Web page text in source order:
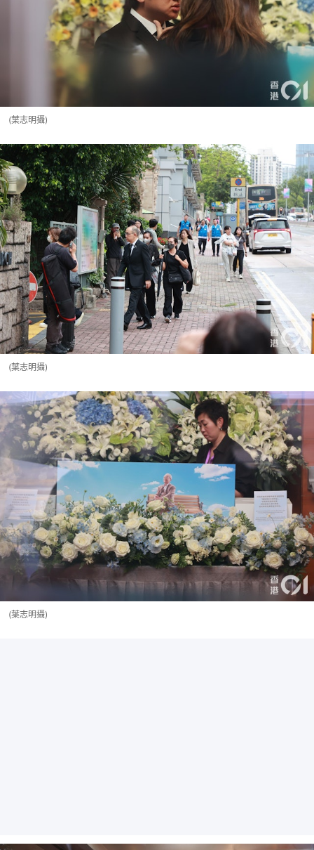
(葉志明攝)
(葉志明攝)
(葉志明攝)